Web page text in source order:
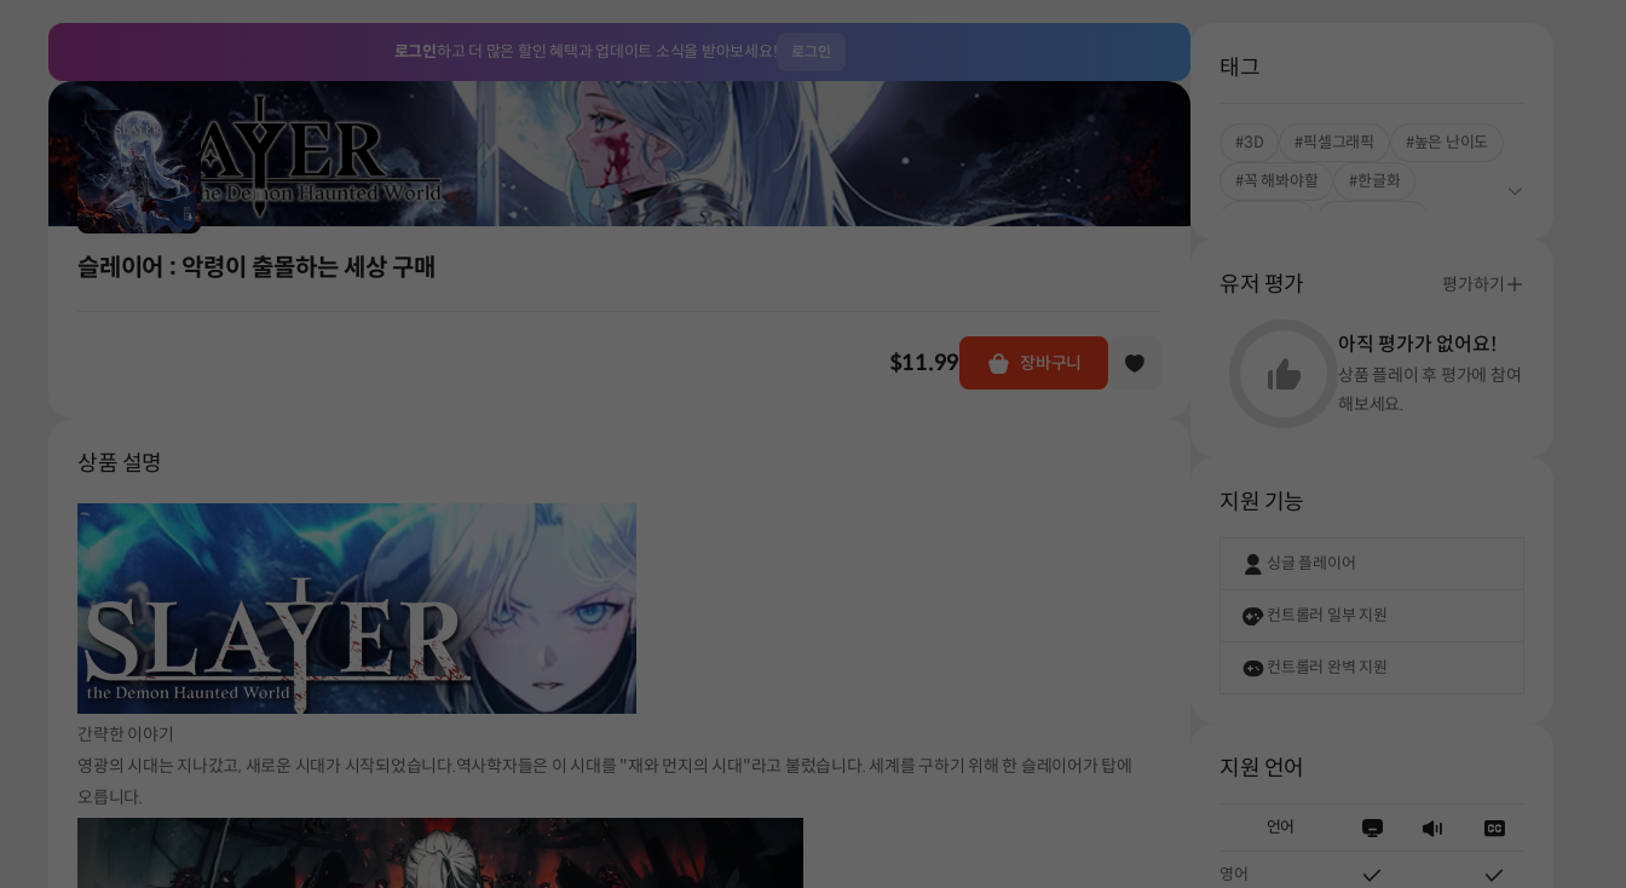
로그인하고 더 많은 할인 혜택과 업데이트 소식을 받아보세요! 로그인
슬레이어 : 악령이 출몰하는 세상 구매
$11.99 장바구니
상품 설명
간략한 이야기
영광의 시대는 지나갔고, 새로운 시대가 시작되었습니다.역사학자들은 이 시대를 "재와 먼지의 시대"라고 불렀습니다. 세계를 구하기 위해 한 슬레이어가 탑에
오릅니다.
태그
#3D #픽셀그래픽
#높은 난이도
#꼭 해봐야할
#한글화
#핵앤슬래시
유저 평가 평가하기
아직 평가가 없어요!
상품 플레이 후 평가에 참여
해보세요.
지원 기능
싱글 플레이어
컨트롤러 일부 지원
컨트롤러 완벽 지원
지원 언어
언어
영어